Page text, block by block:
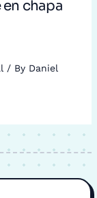
chapa
/ By Daniel